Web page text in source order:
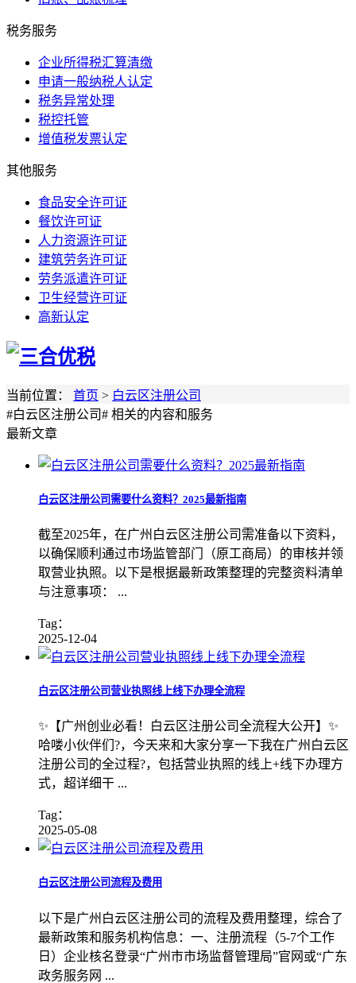
税务服务
企业所得税汇算清缴
申请一般纳税人认定
税务异常处理
税控托管
增值税发票认定
其他服务
食品安全许可证
餐饮许可证
人力资源许可证
建筑劳务许可证
劳务派遣许可证
卫生经营许可证
高新认定
当前位置： 首页 > 白云区注册公司
#白云区注册公司# 相关的内容和服务
最新文章
白云区注册公司需要什么资料？2025最新指南
截至2025年，在广州白云区注册公司需准备以下资料，
以确保顺利通过市场监管部门（原工商局）的审核并领
取营业执照。以下是根据最新政策整理的完整资料清单
与注意事项： ...
Tag：
2025-12-04
白云区注册公司营业执照线上线下办理全流程
✨【广州创业必看！白云区注册公司全流程大公开】✨
哈喽小伙伴们?，今天来和大家分享一下我在广州白云区
注册公司的全过程?，包括营业执照的线上+线下办理方
式，超详细干 ...
Tag：
2025-05-08
白云区注册公司流程及费用
以下是广州白云区注册公司的流程及费用整理，综合了
最新政策和服务机构信息：一、注册流程（5-7个工作
日）企业核名登录“广州市市场监督管理局”官网或“广东
政务服务网 ...